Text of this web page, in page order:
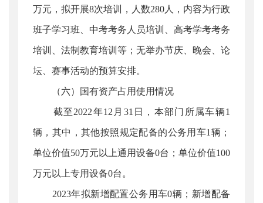
万元，拟开展8次培训，人数280人，内容为行政
班子学习班、中考考务人员培训、高考学考考务
培训、法制教育培训等；无举办节庆、晚会、论
坛、赛事活动的预算安排。
（六）国有资产占用使用情况
截至2022年12月31日，本部门所属车辆1
辆，其中，其他按照规定配备的公务用车1辆；
单位价值50万元以上通用设备0台；单位价值100
万元以上专用设备0台。
2023年拟新增配置公务用车0辆；新增配备